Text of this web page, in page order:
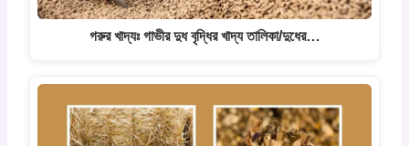
গরুর খাদ্যঃ গাভীর দুধ বৃদ্ধির খাদ্য তালিকা/দুধের…